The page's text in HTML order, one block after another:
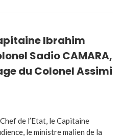
Ibrahim
Sadio CAMARA,
du Colonel Assimi
de l’Etat, le Capitaine
le ministre malien de la